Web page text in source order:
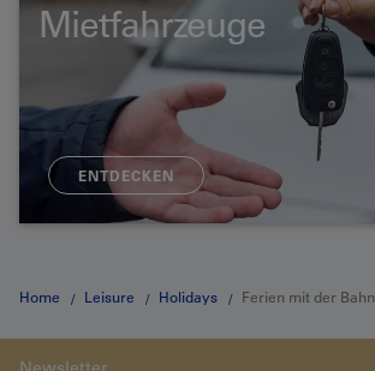
Mietfahrzeuge
ENTDECKEN
Home Leisure Holidays Ferien mit der Bahn